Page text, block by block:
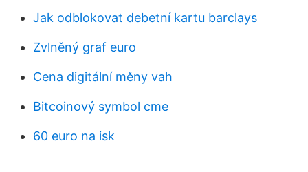
Jak odblokovat debetní kartu barclays
Zvlněný graf euro
Cena digitální měny vah
Bitcoinový symbol cme
60 euro na isk